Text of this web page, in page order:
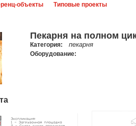
объекты Типовые проекты
Пекарня на полном
Категория: пекарня
Оборудование: